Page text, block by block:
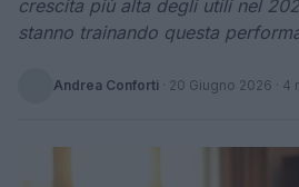
crescita più alta degli utili nel
stanno trainando questa
Andrea Conforti · 20 Giugno 2026 · 4